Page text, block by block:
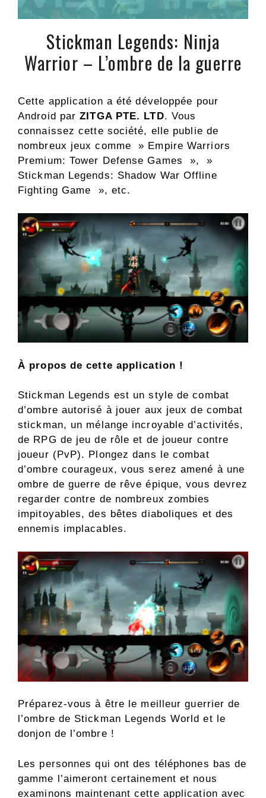
Stickman Legends: Ninja
Warrior – L’ombre de la guerre
Cette application a été développée pour
Android parZITGA PTE. LTD. Vous
connaissez cette société, elle publie de
nombreux jeux comme » Empire Warriors
Premium: Tower Defense Games », »
Stickman Legends: Shadow War Offline
Fighting Game », etc.
À propos de cette application !
Stickman Legends est un style de combat
d’ombre autorisé à jouer aux jeux de combat
stickman, un mélange incroyable d’activités,
de RPG de jeu de rôle et de joueur contre
joueur (PvP). Plongez dans le combat
d’ombre courageux, vous serez amené à une
ombre de guerre de rêve épique, vous devrez
regarder contre de nombreux zombies
impitoyables, des bêtes diaboliques et des
ennemis implacables.
Préparez-vous à être le meilleur guerrier de
l’ombre de Stickman Legends World et le
donjon de l’ombre !
Les personnes qui ont des téléphones bas de
gamme l’aimeront certainement et nous
examinons maintenant cette application avec